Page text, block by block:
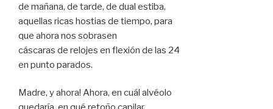
de mañana, de tarde, de dual estiba,
aquellas ricas hostias de tiempo, para
que ahora nos sobrasen
cáscaras de relojes en flexión de las 24
en punto parados.
Madre, y ahora! Ahora, en cuál alvéolo